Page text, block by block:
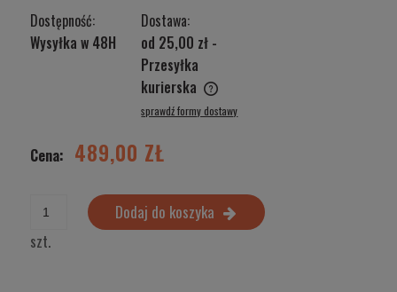
Dostępność:
Wysyłka w 48H
Dostawa:
od 25,00 zł -
Przesyłka
kurierska
Cena nie zawiera ewentualnych kosztów płatności
sprawdź formy dostawy
Cena: 489,00 ZŁ
szt.
Dodaj do koszyka